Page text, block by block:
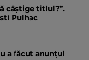
câștige titlul?”.
Pulhac
a făcut anunțul